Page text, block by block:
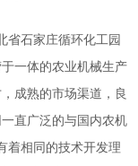
省石家庄循环化工园
一体的农业机械生产
成熟的市场渠道，良
直广泛的与国内农机
着相同的技术开发理